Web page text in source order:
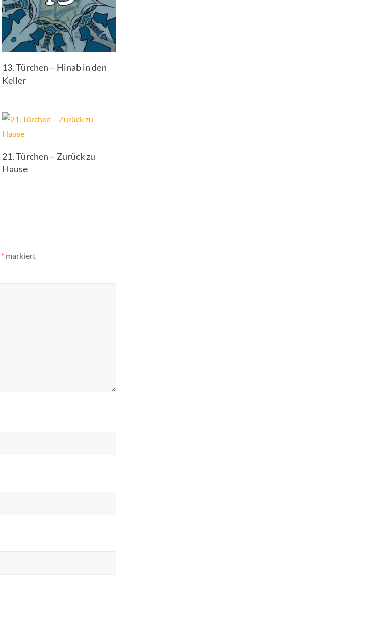
13. Türchen – Hinab in den
Keller
21. Türchen – Zurück zu
Hause
* markiert